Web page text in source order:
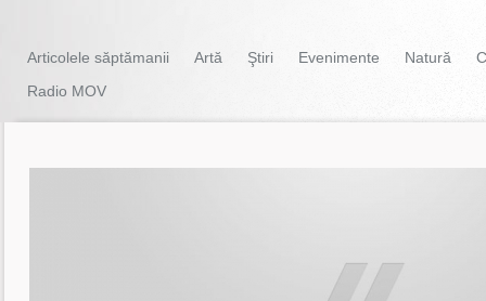
Articolele săptămanii Artă Ştiri Evenimente Natură
Radio MOV